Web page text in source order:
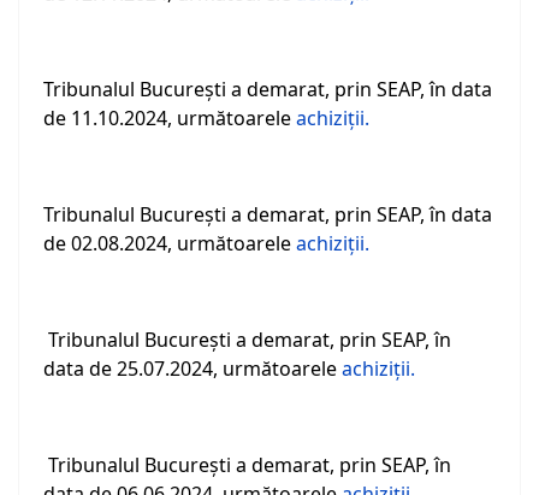
Tribunalul Bucureşti a demarat, prin SEAP, în data
de 11.10.2024, următoareleachiziţii.
Tribunalul Bucureşti a demarat, prin SEAP, în data
de 02.08.2024, următoareleachiziţii.
Tribunalul Bucureşti a demarat, prin SEAP, în
data de 25.07.2024, următoareleachiziţii.
Tribunalul Bucureşti a demarat, prin SEAP, în